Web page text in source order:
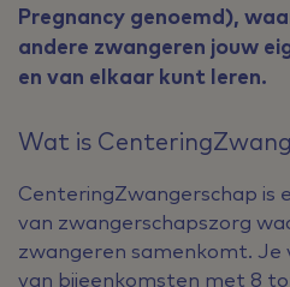
Pregnancy genoemd),
andere zwangeren jouw
en van elkaar kunt leren.
Wat is
CenteringZwangerschap is
van zwangerschapszorg
zwangeren samenkomt.
van bijeenkomsten met 8